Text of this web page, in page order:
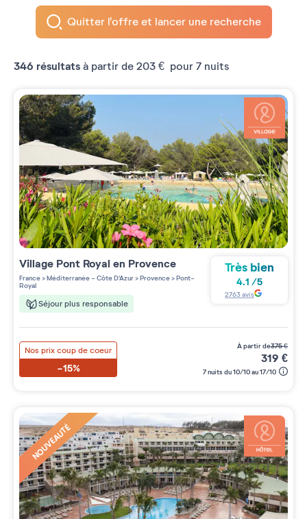
Quitter l'offre et lancer une recherche
346 résultats à partir de 203 € pour 7 nuits
Village Pont Royal en Provence
France>Méditerranée - Côte D'Azur>Provence>Pont-
Royal
Séjour plus responsable
Très bien
4.1 /5
2763avis
Nos prix coup de coeur
-15%
à partir de375€
319 €
7 nuits du 10/10 au 17/10
NOUVEAUTÉ